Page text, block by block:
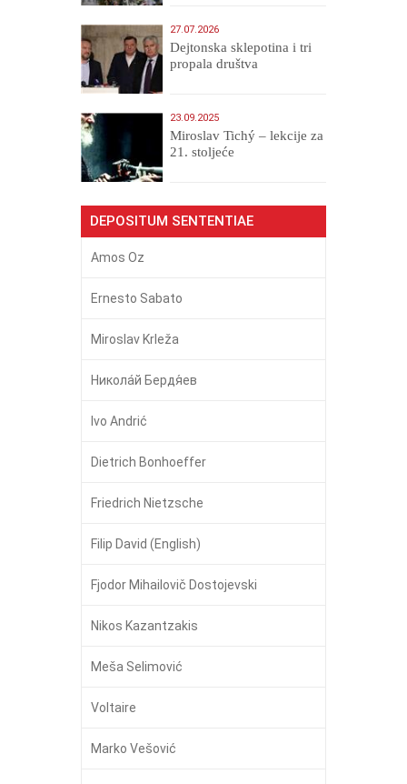
27.07.2026
Dejtonska sklepotina i tri
propala društva
23.09.2025
Miroslav Tichý – lekcije za
21. stoljeće
DEPOSITUM SENTENTIAE
Amos Oz
Ernesto Sabato
Miroslav Krleža
Никола́й Бердя́ев
Ivo Andrić
Dietrich Bonhoeffer
Friedrich Nietzsche
Filip David (English)
Fjodor Mihailovič Dostojevski
Nikos Kazantzakis
Meša Selimović
Voltaire
Marko Vešović